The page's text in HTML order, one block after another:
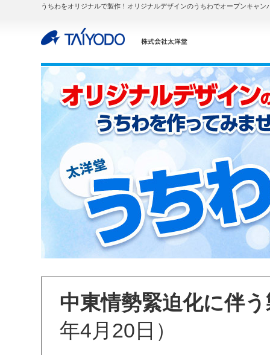
うちわをオリジナルで製作！オリジナルデザインのうちわでオープンキャ
中東情勢緊迫化に伴
年4月20日）